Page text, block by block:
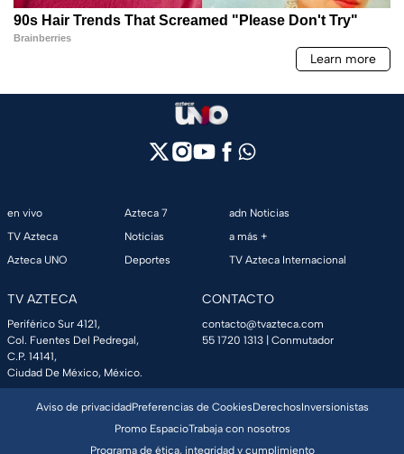
en vivo
TV Azteca
Azteca UNO
Azteca 7
Noticias
Deportes
adn Noticias
a más +
TV Azteca Internacional
TV AZTECA
Periférico Sur 4121,
Col. Fuentes Del Pedregal,
C.P. 14141,
Ciudad De México, México.
CONTACTO
contacto@tvazteca.com
55 1720 1313 | Conmutador
Aviso de privacidadPreferencias de CookiesDerechosInversionistas
Promo EspacioTrabaja con nosotros
Programa de ética, integridad y cumplimiento